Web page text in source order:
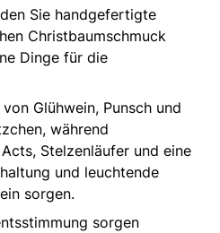
Sie handgefertigte
Christbaumschmuck
Dinge für die
Glühwein, Punsch und
während
Stelzenläufer und eine
und leuchtende
sorgen.
sorgen